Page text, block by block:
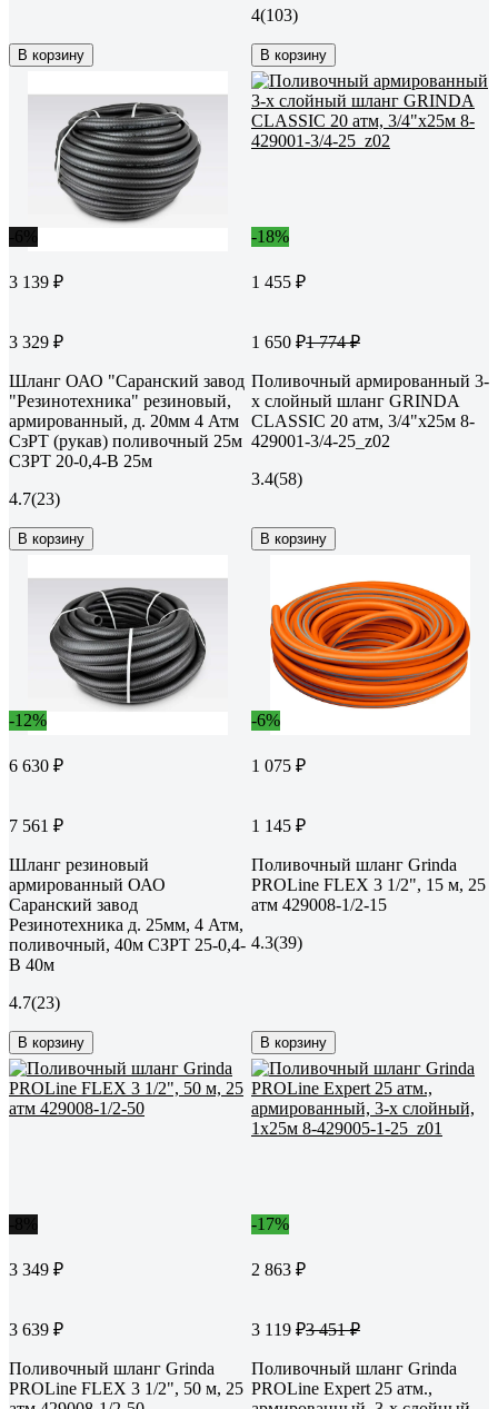
В корзину
4(103)
В корзину
3 139 ₽
3 329 ₽
Шланг ОАО "Саранский завод
"Резинотехника" резиновый,
армированный, д. 20мм 4 Атм
СзРТ (рукав) поливочный 25м
СЗРТ 20-0,4-В 25м
4.7(23)
В корзину
-18%
1 455 ₽
1 650 ₽1 774 ₽
Поливочный армированный 3-
х слойный шланг GRINDA
CLASSIC 20 атм, 3/4"х25м 8-
429001-3/4-25_z02
3.4(58)
В корзину
-12%
6 630 ₽
7 561 ₽
Шланг резиновый
армированный ОАО
Саранский завод
Резинотехника д. 25мм, 4 Атм,
поливочный, 40м СЗРТ 25-0,4-
В 40м
4.7(23)
В корзину
-6%
1 075 ₽
1 145 ₽
Поливочный шланг Grinda
PROLine FLEX 3 1/2", 15 м, 25
атм 429008-1/2-15
4.3(39)
В корзину
3 349 ₽
3 639 ₽
Поливочный шланг Grinda
PROLine FLEX 3 1/2", 50 м, 25
-17%
2 863 ₽
3 119 ₽3 451 ₽
Поливочный шланг Grinda
PROLine Expert 25 атм.,